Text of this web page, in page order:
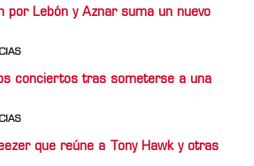
por Lebón y Aznar suma un nuevo
conciertos tras someterse a una
que reúne a Tony Hawk y otras